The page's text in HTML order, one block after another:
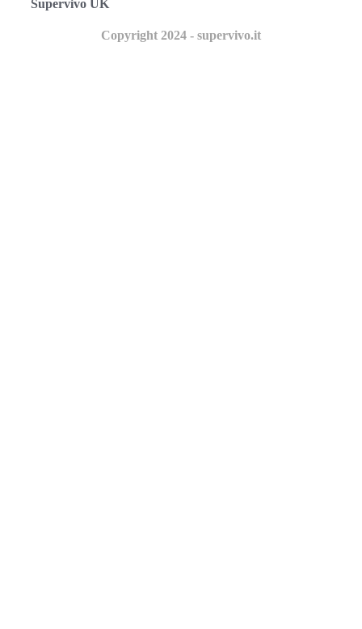
Supervivo UK
Copyright 2024 - supervivo.it